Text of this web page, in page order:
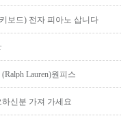
보드) 전자 피아노 삽니다
Lauren)원피스
하신분 가져 가세요